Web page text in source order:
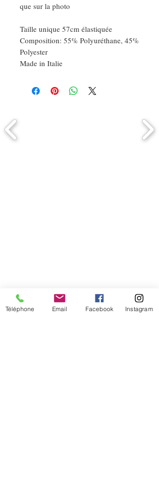
que sur la photo
Taille unique 57cm élastiquée
Composition: 55% Polyuréthane, 45%
Polyester
Made in Italie
Téléphone Email Facebook Instagram